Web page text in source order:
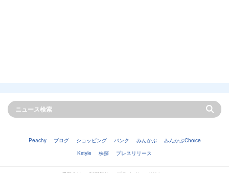
Peachy ブログ ショッピング バンク みんかぶ
みんかぶChoice
Kstyle
株探 プレスリリース